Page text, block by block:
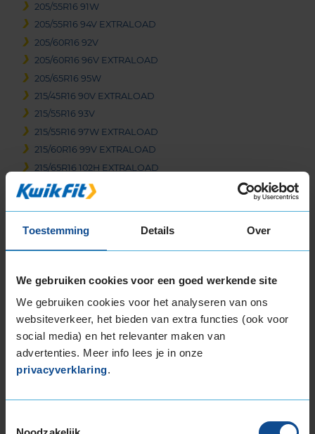
Toestemming Details Over
We gebruiken cookies voor een goed werkende site
We gebruiken cookies voor het analyseren van ons
websiteverkeer, het bieden van extra functies (ook voor
social media) en het relevanter maken van
advertenties. Meer info lees je in onze
privacyverklaring.
205/55R16 91W
205/55R16 94V EXTRALOAD
205/60R16 92V
205/60R16 96V EXTRALOAD
205/65R16 95W
215/45R16 90V EXTRALOAD
215/55R16 93V
215/55R16 97W EXTRALOAD
215/60R16 99V EXTRALOAD
215/65R16 102H EXTRALOAD
215/65R16 102V EXTRALOAD
215/70R16 100H
225/55R16 99V EXTRALOAD
235/60R16 104H EXTRALOAD
17-inch banden
205/45R17 88W EXTRALOAD
205/50R17 89V